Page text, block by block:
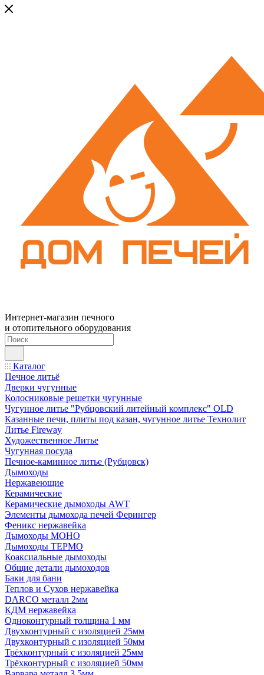
Интернет-магазин печного
и отопительного оборудования
Каталог
Печное литьё
Дверки чугунные
Колосниковые решетки чугунные
Чугунное литье "Рубцовский литейный комплекс" OLD
Казанные печи, плиты под казан, чугунное литье Технолит
Литье Fireway
Художественное Литье
Чугунная посуда
Печное-каминное литье (Рубцовск)
Дымоходы
Нержавеющие
Керамические
Керамические дымоходы AWT
Элементы дымохода печей Ферингер
Феникс нержавейка
Дымоходы МОНО
Дымоходы ТЕРМО
Коаксиальные дымоходы
Общие детали дымоходов
Баки для бани
Теплов и Сухов нержавейка
DARCO металл 2мм
КДМ нержавейка
Одноконтурный толщина 1 мм
Двухконтурный с изоляцией 25мм
Двухконтурный с изоляцией 50мм
Трёхконтурный с изоляцией 25мм
Трёхконтурный с изоляцией 50мм